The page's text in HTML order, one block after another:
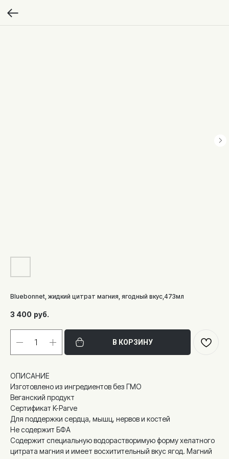
Bluebonnet, жидкий цитрат магния, ягодный вкус,473мл
3 400 руб.
В КОРЗИНУ
ОПИСАНИЕ
Изготовлено из ингредиентов без ГМО
Веганский продукт
Сертификат K-Parve
Для поддержки сердца, мышц, нервов и костей
Не содержит БФА
Содержит специальную водорастворимую форму хелатного
цитрата магния и имеет восхитительный вкус ягод. Магний